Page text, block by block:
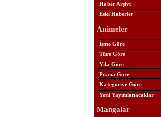
Haber Arşivi
Eski Haberler
Animeler
İsme Göre
Türe Göre
Yıla Göre
Puana Göre
Kategoriye Göre
Yeni Yayımlanacaklar
Mangalar